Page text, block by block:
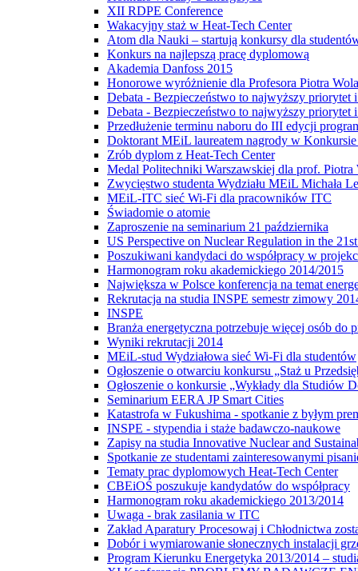
XII RDPE Conference
Wakacyjny staż w Heat-Tech Center
Atom dla Nauki – startują konkursy dla
Konkurs na najlepszą pracę dyplomową
Akademia Danfoss 2015
Honorowe wyróżnienie dla Profesora Piotra
Debata - Bezpieczeństwo to najwyższy
Debata - Bezpieczeństwo to najwyższy
Przedłużenie terminu naboru do III edycji
Doktorant MEiL laureatem nagrody w
Zrób dyplom z Heat-Tech Center
Medal Politechniki Warszawskiej dla prof. Piotra
Zwycięstwo studenta Wydziału MEiL Michała
MEiL-ITC sieć Wi-Fi dla pracowników ITC
Świadomie o atomie
Zaproszenie na seminarium 21 października
US Perspective on Nuclear Regulation in the
Poszukiwani kandydaci do współpracy w
Harmonogram roku akademickiego 2014/2015
Największa w Polsce konferencja na temat
Rekrutacja na studia INSPE semestr zimowy
INSPE
Branża energetyczna potrzebuje więcej osób do
Wyniki rekrutacji 2014
MEiL-stud Wydziałowa sieć Wi-Fi dla studentów
Ogłoszenie o otwarciu konkursu „Staż u
Ogłoszenie o konkursie „Wykłady dla Studiów
Seminarium EERA JP Smart Cities
Katastrofa w Fukushima - spotkanie z byłym
INSPE - stypendia i staże badawczo-naukowe
Zapisy na studia Innovative Nuclear and
Spotkanie ze studentami zainteresowanymi
Tematy prac dyplomowych Heat-Tech Center
CBEiOŚ poszukuje kandydatów do współpracy
Harmonogram roku akademickiego 2013/2014
Uwaga - brak zasilania w ITC
Zakład Aparatury Procesowaj i Chłodnictwa
Dobór i wymiarowanie słonecznych instalacji
Program Kierunku Energetyka 2013/2014 –